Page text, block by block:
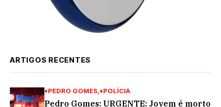
ARTIGOS RECENTES
♦PEDRO GOMES ♦POLÍCIA
Pedro Gomes: URGENTE: Jovem é morto